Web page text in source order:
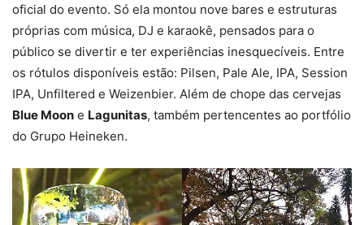
oficial do evento. Só ela montou nove bares e estruturas
próprias com música, DJ e karaokê, pensados para o
público se divertir e ter experiências inesquecíveis. Entre
os rótulos disponíveis estão: Pilsen, Pale Ale, IPA, Session
IPA, Unfiltered e Weizenbier. Além de chope das cervejas
Blue Moon e Lagunitas, também pertencentes ao portfólio
do Grupo Heineken.